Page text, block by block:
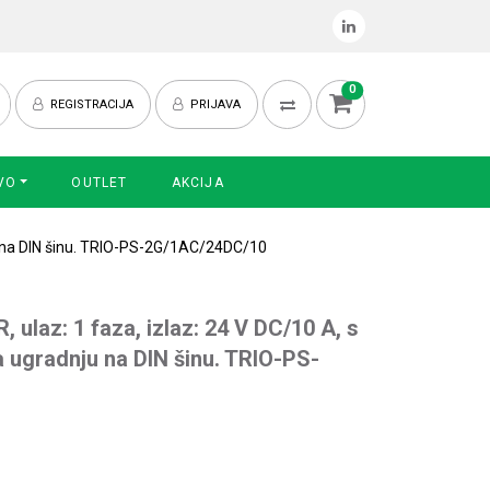
REGISTRACIJA PRIJAVA
0
OUTLET AKCIJA
DIN šinu. TRIO-PS-2G/1AC/24DC/10
ulaz: 1 faza, izlaz: 24 V DC/10 A, s
na DIN šinu. TRIO-PS-